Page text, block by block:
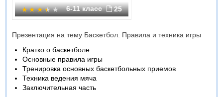
6-11 класс 25
Презентация на тему Баскетбол. Правила и техника игры
Кратко о баскетболе
Основные правила игры
Тренировка основных баскетбольных приемов
Техника ведения мяча
Заключительная часть